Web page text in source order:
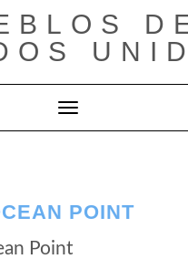
Cambiar modo de
POINT
Point